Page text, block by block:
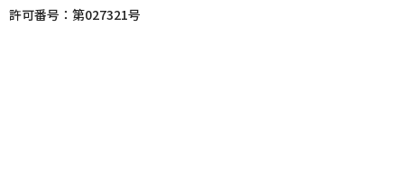
許可番号：第027321号